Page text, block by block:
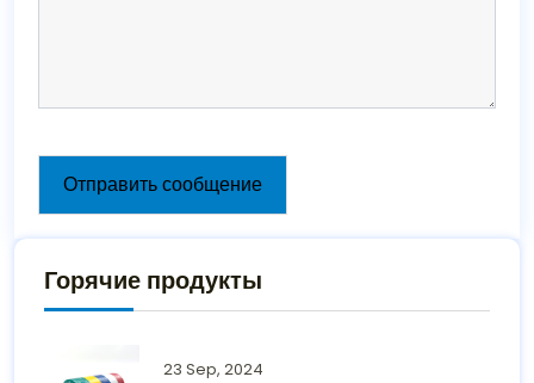
Отправить сообщение
Горячие продукты
23 Sep, 2024